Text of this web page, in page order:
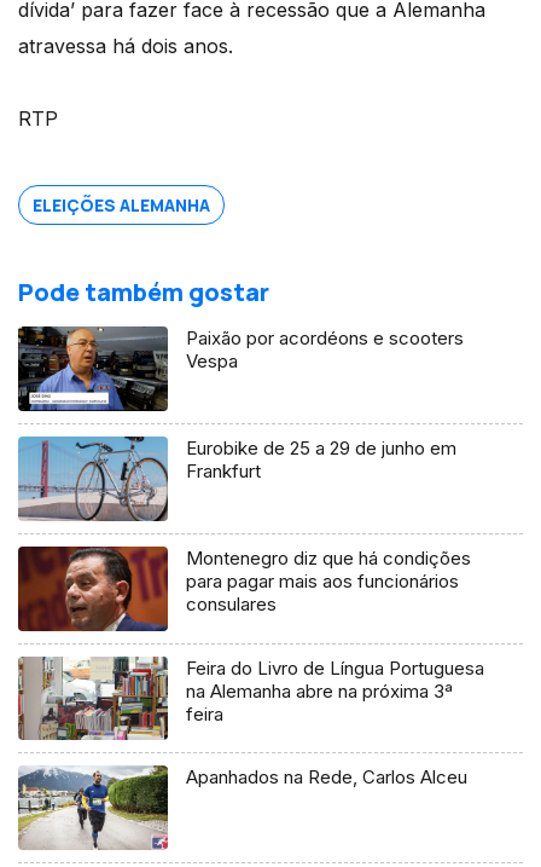
dívida’ para fazer face à recessão que a Alemanha
atravessa há dois anos.
RTP
ELEIÇÕES ALEMANHA
Pode também gostar
Paixão por acordéons e scooters
Vespa
Eurobike de 25 a 29 de junho em
Frankfurt
Montenegro diz que há condições
para pagar mais aos funcionários
consulares
Feira do Livro de Língua Portuguesa
na Alemanha abre na próxima 3ª
feira
Apanhados na Rede, Carlos Alceu